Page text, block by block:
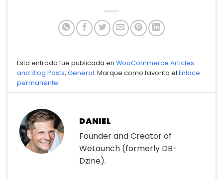
Esta entrada fue publicada enWooCommerce Articles
and Blog Posts,General. Marque como favorito elEnlace
permanente.
DANIEL
Founder and Creator of
WeLaunch (formerly DB-
Dzine).